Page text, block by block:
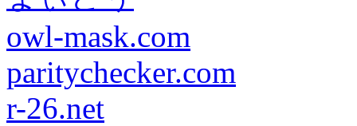
owl-mask.com
paritychecker.com
r-26.net